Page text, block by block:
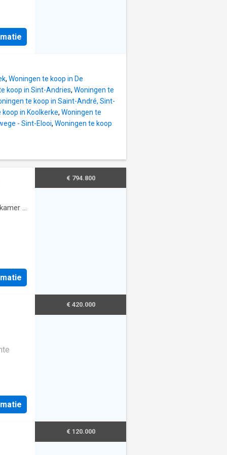
, Woningen te koop in De
koop in Sint-Andries, Woningen te
te koop in Saint-André, Sint-
koop in Koolkerke, Woningen te
- Sint-Elooi, Woningen te koop
·
€ 794.800
€ 420.000
€ 120.000